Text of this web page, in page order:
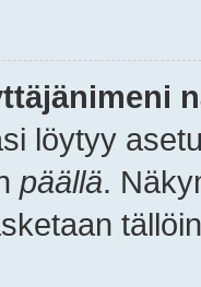
löytyy
päällä.